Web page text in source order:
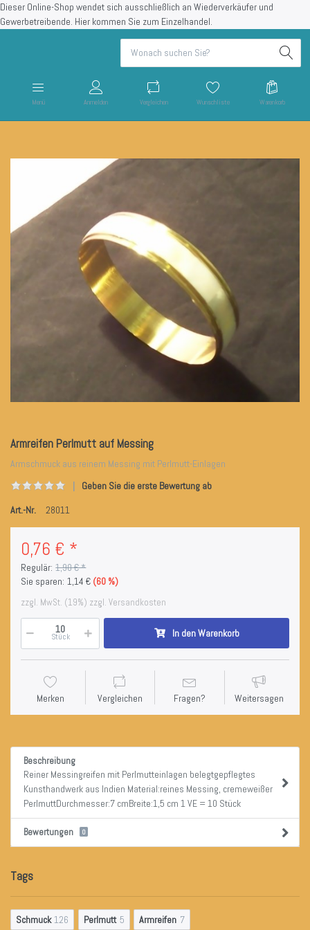
Dieser Online-Shop wendet sich ausschließlich an Wiederverkäufer und
Gewerbetreibende. Hier kommen Sie zum Einzelhandel.
Menü Anmelden Vergleichen Wunschliste Warenkorb
Armreifen Perlmutt auf Messing
Armschmuck aus reinem Messing mit Perlmutt-Einlagen
Geben Sie die erste Bewertung ab
Art.-Nr.
28011
0,76 € *
Regulär: 1,90 € *
Sie sparen: 1,14 € (60 %)
zzgl. MwSt. (19%) zzgl. Versandkosten
Stück In den Warenkorb
Merken Vergleichen Fragen? Weitersagen
Beschreibung
Reiner Messingreifen mit Perlmutteinlagen belegtgepflegtes
Kunsthandwerk aus Indien Material:reines Messing, cremeweißer
PerlmuttDurchmesser:7 cmBreite:1,5 cm 1 VE = 10 Stück
Bewertungen 0
Tags
Schmuck 126 Perlmutt 5 Armreifen 7